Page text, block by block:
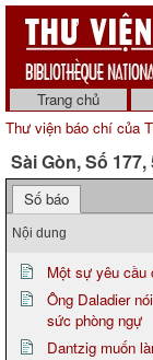
Trang chủ
Thư viện báo chí của
Sài Gòn, Số
Số báo
Nội dung
Một sự yêu cầu
Ông Daladier
sức phòng ngự
Dantzig muốn